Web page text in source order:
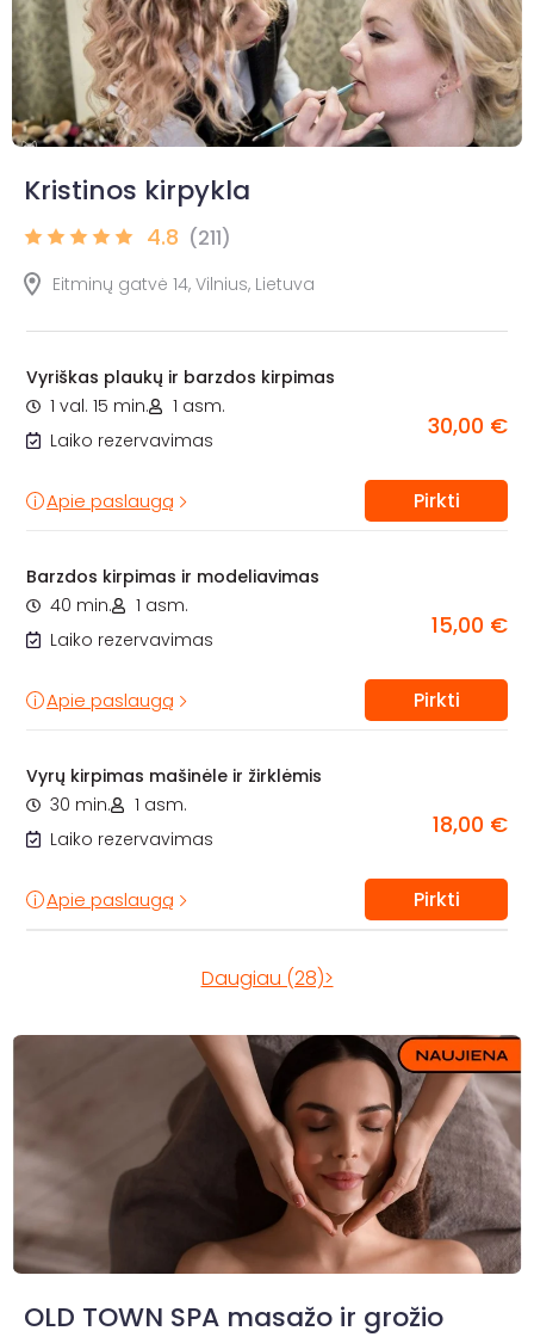
Kristinos kirpykla
4.8 (211)
Eitminų gatvė 14, Vilnius, Lietuva
Vyriškas plaukų ir barzdos kirpimas
1 val. 15 min.
1 asm.
Laiko rezervavimas
30,00 €
Apie paslaugą Pirkti
Barzdos kirpimas ir modeliavimas
40 min.
1 asm.
Laiko rezervavimas
15,00 €
Apie paslaugą Pirkti
Vyrų kirpimas mašinėle ir žirklėmis
30 min.
1 asm.
Laiko rezervavimas
18,00 €
Apie paslaugą Pirkti
Daugiau (28)>
OLD TOWN SPA masažo ir grožio